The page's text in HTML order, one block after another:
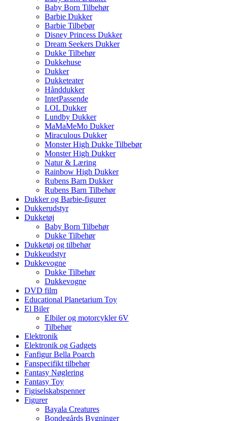
Baby Born Tilbehør
Barbie Dukker
Barbie Tilbebør
Disney Princess Dukker
Dream Seekers Dukker
Dukke Tilbehør
Dukkehuse
Dukker
Dukketeater
Hånddukker
IntetPassende
LOL Dukker
Lundby Dukker
MaMaMeMo Dukker
Miraculous Dukker
Monster High Dukke Tilbebør
Monster High Dukker
Natur & Læring
Rainbow High Dukker
Rubens Barn Dukker
Rubens Barn Tilbehør
Dukker og Barbie-figurer
Dukkerudstyr
Dukketøj
Baby Born Tilbehør
Dukke Tilbehør
Dukketøj og tilbehør
Dukkeudstyr
Dukkevogne
Dukke Tilbehør
Dukkevogne
DVD film
Educational Planetarium Toy
El Biler
Elbiler og motorcykler 6V
Tilbehør
Elektronik
Elektronik og Gadgets
Fanfigur Bella Poarch
Fanspecifikt tilbehør
Fantasy Nøglering
Fantasy Toy
Figiselskabspenner
Figurer
Bayala Creatures
Bondegårds Bygninger